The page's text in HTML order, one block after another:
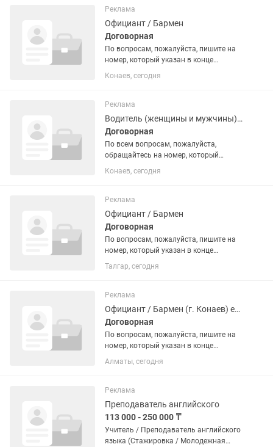
ЗВОНИТЕ.
Реклама
Официант / Бармен
Договорная
По вопросам, пожалуйста, пишите на
номер, который указан в конце
вакансии. 🔻О месте работы:🔻 BOMBAY
(Бомбей) — это лицензированное
специальной туристической зоне на...
Конаев, сегодня
Реклама
Водитель (женщины и мужчины) авто бизнес-класса
Договорная
По всем вопросам, пожалуйста,
обращайтесь на номер, который
указан в конце вакансии.
Рассматриваются женщины и
(Бомбей) — это лицензированное
казино, которое...
Конаев, сегодня
Реклама
Официант / Бармен
Договорная
По вопросам, пожалуйста, пишите на
номер, который указан в конце
вакансии. 🔻О месте работы:🔻 BOMBAY
(Бомбей) — это лицензированное
специальной туристической зоне на...
Талгар, сегодня
Реклама
Официант / Бармен (г. Конаев) есть трансфер
Договорная
По вопросам, пожалуйста, пишите на
номер, который указан в конце
вакансии. 🔻О месте работы:🔻 BOMBAY
(Бомбей) — это лицензированное
специальной туристической зоне на...
Алматы, сегодня
Реклама
Преподаватель английского
113 000 - 250 000 ₸
Учитель / Преподаватель английского
языка (Стажировка / Молодежная